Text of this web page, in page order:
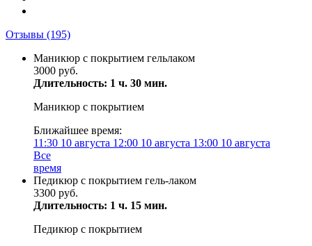
Отзывы (195)
Маникюр с покрытием гельлаком
3000 руб.
Длительность: 1 ч. 30 мин.
Маникюр с покрытием
Ближайшее время:
11:30 10 августа 12:00 10 августа 13:00 10 августа
Все
время
Педикюр с покрытием гель-лаком
3300 руб.
Длительность: 1 ч. 15 мин.
Педикюр с покрытием